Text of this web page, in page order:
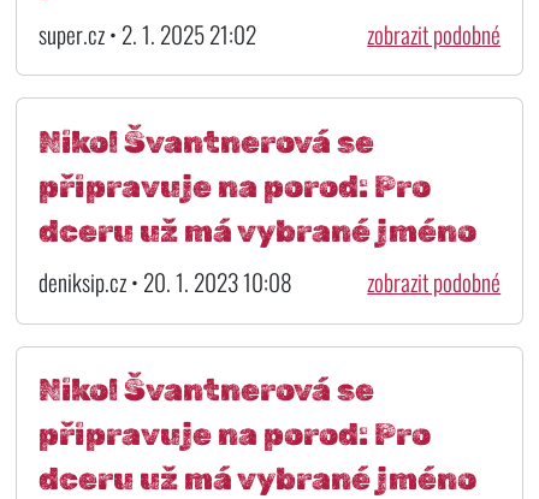
super.cz • 2. 1. 2025 21:02 zobrazit podobné
Nikol Švantnerová se
připravuje na porod: Pro
dceru už má vybrané jméno
deniksip.cz • 20. 1. 2023 10:08 zobrazit podobné
Nikol Švantnerová se
připravuje na porod: Pro
dceru už má vybrané jméno